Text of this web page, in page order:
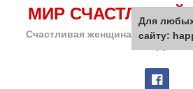
МИР
Счастливая женщина сделает
Для
сайту: